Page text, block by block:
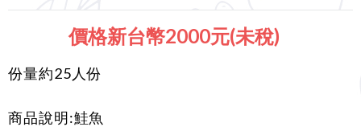
價格新台幣2000元(未稅)
份量約25人份
商品說明:鮭魚